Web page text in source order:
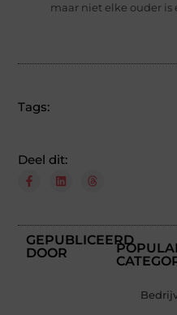
maar niet elke ouder is
Tags:
Deel dit:
GEPUBLICEERD
DOOR